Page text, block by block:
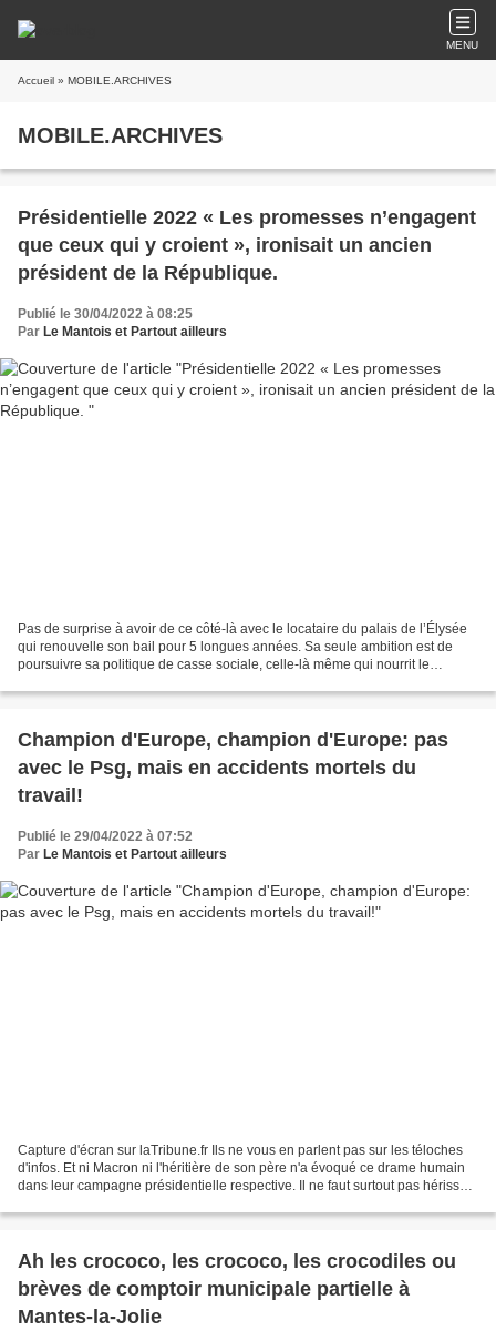
MENU
Accueil » MOBILE.ARCHIVES
MOBILE.ARCHIVES
Présidentielle 2022 « Les promesses n’engagent
que ceux qui y croient », ironisait un ancien
président de la République.
Publié le 30/04/2022 à 08:25
Par Le Mantois et Partout ailleurs
Pas de surprise à avoir de ce côté-là avec le locataire du palais de l’Élysée
qui renouvelle son bail pour 5 longues années. Sa seule ambition est de
poursuivre sa politique de casse sociale, celle-là même qui nourrit le
Champion d'Europe, champion d'Europe: pas
avec le Psg, mais en accidents mortels du
travail!
Publié le 29/04/2022 à 07:52
Par Le Mantois et Partout ailleurs
Capture d'écran sur laTribune.fr Ils ne vous en parlent pas sur les téloches
d'infos. Et ni Macron ni l'héritière de son père n'a évoqué ce drame humain
dans leur campagne présidentielle respective. Il ne faut surtout pas hérisser
Ah les crococo, les crococo, les crocodiles ou
brèves de comptoir municipale partielle à
Mantes-la-Jolie